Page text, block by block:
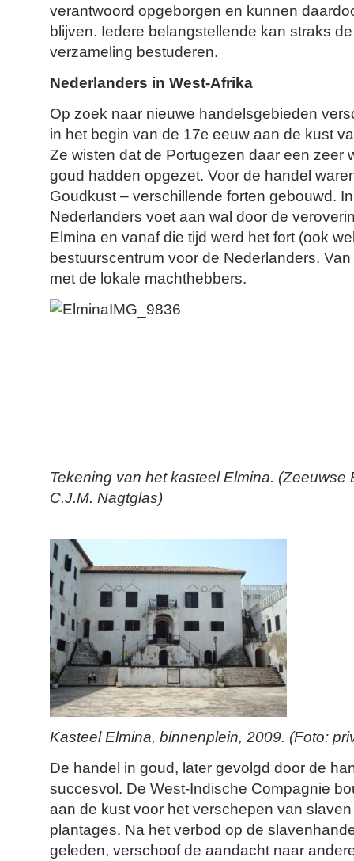
verantwoord opgeborgen en kunnen
blijven. Iedere belangstellende kan straks
verzameling bestuderen.
Nederlanders in West-Afrika
Op zoek naar nieuwe handelsgebieden
in het begin van de 17e eeuw aan de kust
Ze wisten dat de Portugezen daar een zeer
goud hadden opgezet. Voor de handel
Goudkust – verschillende forten gebouwd.
Nederlanders voet aan wal door de
Elmina en vanaf die tijd werd het fort (ook
bestuurscentrum voor de Nederlanders.
met de lokale machthebbers.
Tekening van het kasteel Elmina. (Zeeuwse
C.J.M. Nagtglas)
Kasteel Elmina, binnenplein, 2009. (Foto:
De handel in goud, later gevolgd door de
succesvol. De West-Indische Compagnie
aan de kust voor het verschepen van
plantages. Na het verbod op de
geleden, verschoof de aandacht naar